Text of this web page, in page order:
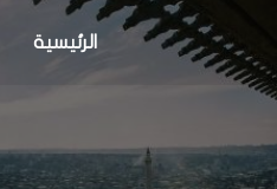
الرئيسية